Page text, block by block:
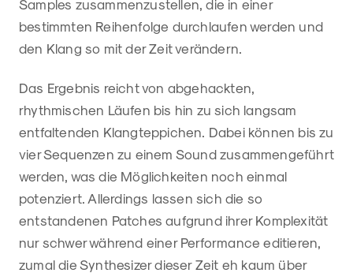
Samples zusammenzustellen, die in einer
bestimmten Reihenfolge durchlaufen werden und
den Klang so mit der Zeit verändern.
Das Ergebnis reicht von abgehackten,
rhythmischen Läufen bis hin zu sich langsam
entfaltenden Klangteppichen. Dabei können bis zu
vier Sequenzen zu einem Sound zusammengeführt
werden, was die Möglichkeiten noch einmal
potenziert. Allerdings lassen sich die so
entstandenen Patches aufgrund ihrer Komplexität
nur schwer während einer Performance editieren,
zumal die Synthesizer dieser Zeit eh kaum über